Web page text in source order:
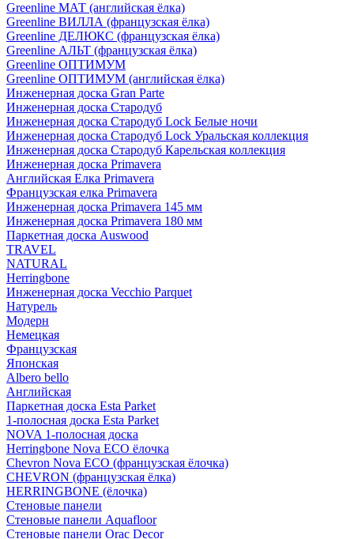
Greenline МАТ (английская ёлка)
Greenline ВИЛЛА (французская ёлка)
Greenline ДЕЛЮКС (французская ёлка)
Greenline АЛЬТ (французская ёлка)
Greenline ОПТИМУМ
Greenline ОПТИМУМ (английская ёлка)
Инженерная доска Gran Parte
Инженерная доска Стародуб
Инженерная доска Стародуб Lock Белые ночи
Инженерная доска Стародуб Lock Уральская коллекция
Инженерная доска Стародуб Карельская коллекция
Инженерная доска Primavera
Английская Елка Primavera
Французская елка Primavera
Инженерная доска Primavera 145 мм
Инженерная доска Primavera 180 мм
Паркетная доска Auswood
TRAVEL
NATURAL
Herringbone
Инженерная доска Vecchio Parquet
Натурель
Модерн
Немецкая
Французская
Японская
Albero bello
Английская
Паркетная доска Esta Parket
1-полосная доска Esta Parket
NOVA 1-полосная доска
Herringbone Nova ECO ёлочка
Chevron Nova ECO (французская ёлочка)
CHEVRON (французская ёлка)
HERRINGBONE (ёлочка)
Стеновые панели
Стеновые панели Aquafloor
Стеновые панели Orac Decor